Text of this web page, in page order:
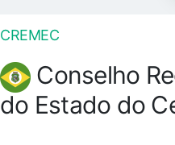
CREMEC
Conselho
do Estado do